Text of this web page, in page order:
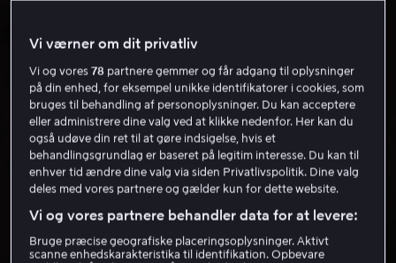
Vi værner om dit privatliv
Vi og vores78 partnere gemmer og får adgang til oplysninger
på din enhed, for eksempel unikke identifikatorer i cookies, som
bruges til behandling af personoplysninger. Du kan acceptere
eller administrere dine valg ved at klikke nedenfor. Her kan du
også udøve din ret til at gøre indsigelse, hvis et
behandlingsgrundlag er baseret på legitim interesse. Du kan til
enhver tid ændre dine valg via siden Privatlivspolitik. Dine valg
deles med vores partnere og gælder kun for dette website.
Vi og vores partnere behandler data for at levere:
Bruge præcise geografiske placeringsoplysninger. Aktivt
scanne enhedskarakteristika til identifikation. Opbevare